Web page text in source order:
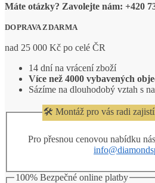
Máte otázky? Zavolejte nám: +420
DOPRAVA ZDARMA
nad 25 000 Kč po celé ČR
14 dní na vrácení zboží
Více než 4000 vybavených
Sázíme na dlouhodobý vztah s
🛠️ Montáž pro vás radi
Pro přesnou cenovou nabídku
100% Bezpečné online platby